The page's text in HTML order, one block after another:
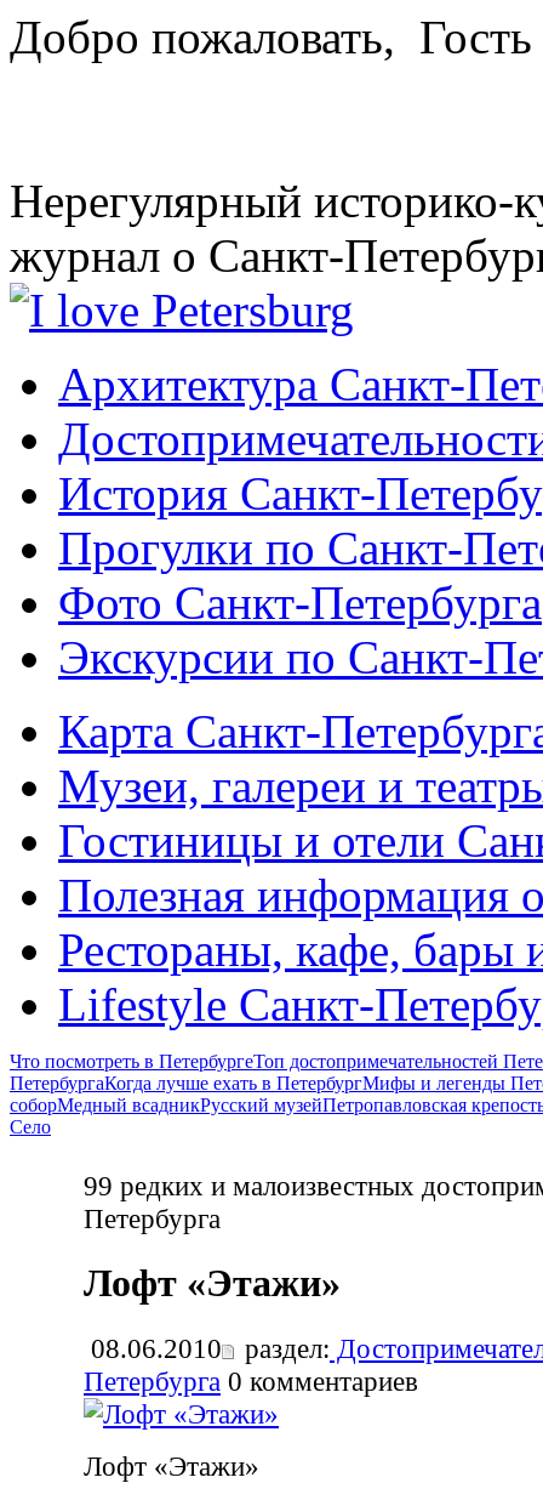
Добро пожаловать, Гость
Нерегулярный историко-
журнал о Санкт-
Архитектура Санкт-
История Санкт-
Прогулки по Санкт-
Фото Санкт-Петербурга
Экскурсии по Санкт-
Карта Санкт-
Музеи, галереи и
Гостиницы и отели
Полезная информация
Рестораны, кафе, бары
Lifestyle Санкт-
Что посмотреть в ПетербургеТоп достопримечательностей
ПетербургаКогда лучше ехать в ПетербургМифы и легенды
соборМедный всадникРусский музейПетропавловская
Село
99 редких и малоизвестных
Петербурга
Лофт «Этажи»
08.06.2010 раздел:
Петербурга 0 комментариев
Лофт «Этажи»